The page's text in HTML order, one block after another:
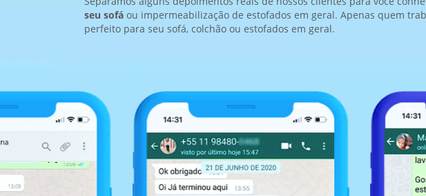
seu sofá ou impermeabilização de estofados em geral. Apenas quem
perfeito para seu sofá, colchão ou estofados em geral.